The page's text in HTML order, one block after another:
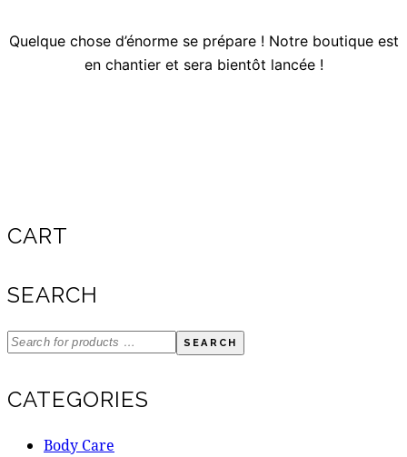
Quelque chose d’énorme se prépare ! Notre boutique est
en chantier et sera bientôt lancée !
CART
SEARCH
SEARCH
CATEGORIES
Body Care